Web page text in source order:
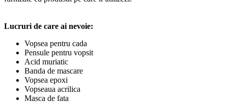
Lucruri de care ai nevoie:
Vopsea pentru cada
Pensule pentru vopsit
Acid muriatic
Banda de mascare
Vopsea epoxi
Vopseaua acrilica
Masca de fata